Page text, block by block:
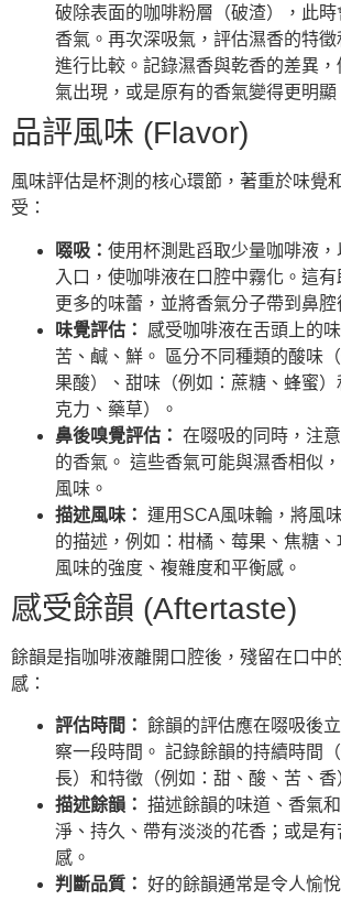
破除表面的咖啡粉層（破渣），此
香氣。再次深吸氣，評估濕香的特
進行比較。記錄濕香與乾香的差異
氣出現，或是原有的香氣變得更明顯
品評風味 (Flavor)
風味評估是杯測的核心環節，著重於味覺
受：
啜吸： 使用杯測匙舀取少量咖啡液
入口，使咖啡液在口腔中霧化。這有
更多的味蕾，並將香氣分子帶到鼻腔
味覺評估：
感受咖啡液在舌頭上的
苦、鹹、鮮。 區分不同種類的酸味
果酸）、甜味（例如：蔗糖、蜂蜜
克力、藥草）。
鼻後嗅覺評估： 在啜吸的同時，注
的香氣。 這些香氣可能與濕香相似
風味。
描述風味： 運用SCA風味輪，將風
的描述，例如：柑橘、莓果、焦糖
風味的強度、複雜度和平衡感。
感受餘韻 (Aftertaste)
餘韻是指咖啡液離開口腔後，殘留在口中
感：
評估時間： 餘韻的評估應在啜吸後
察一段時間。 記錄餘韻的持續時間
長）和特徵（例如：甜、酸、苦、香
描述餘韻： 描述餘韻的味道、香氣
淨、持久、帶有淡淡的花香；或是有
感。
判斷品質： 好的餘韻通常是令人愉